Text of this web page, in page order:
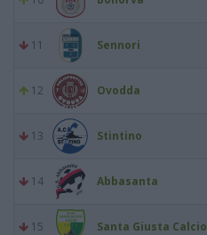
11 Sennori
12 Ovodda
13 Stintino
14 Abbasanta
15 Santa Giusta Calcio